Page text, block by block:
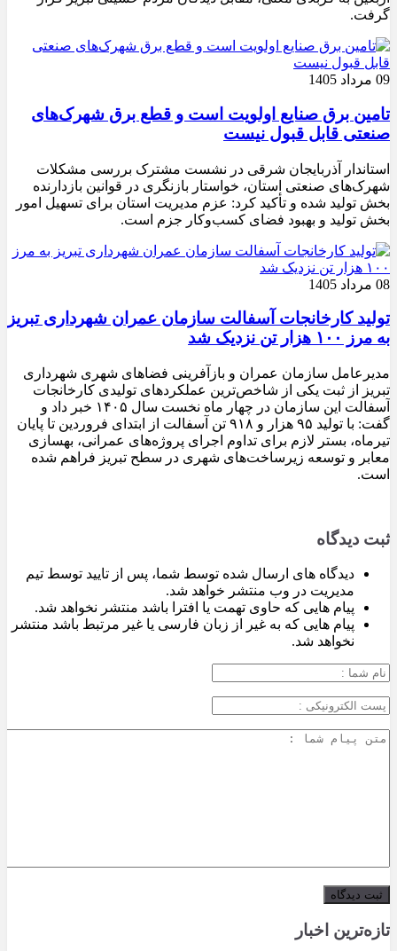
گرفت.
09 مرداد 1405
تامین برق صنایع اولویت است و قطع برق شهرک‌های
صنعتی قابل قبول نیست
استاندار آذربایجان شرقی در نشست مشترک بررسی مشکلات
شهرک‌های صنعتی استان، خواستار بازنگری در قوانین بازدارنده
بخش تولید شده و تأکید کرد: عزم مدیریت استان برای تسهیل امور
بخش تولید و بهبود فضای کسب‌وکار جزم است.
08 مرداد 1405
تولید کارخانجات آسفالت سازمان عمران شهرداری تبریز
به مرز ۱۰۰ هزار تن نزدیک شد
مدیرعامل سازمان عمران و بازآفرینی فضاهای شهری شهرداری
تبریز از ثبت یکی از شاخص‌ترین عملکردهای تولیدی کارخانجات
آسفالت این سازمان در چهار ماه نخست سال ۱۴۰۵ خبر داد و
گفت: با تولید ۹۵ هزار و ۹۱۸ تن آسفالت از ابتدای فروردین تا پایان
تیرماه، بستر لازم برای تداوم اجرای پروژه‌های عمرانی، بهسازی
معابر و توسعه زیرساخت‌های شهری در سطح تبریز فراهم شده
است.
ثبت دیدگاه
دیدگاه های ارسال شده توسط شما، پس از تایید توسط تیم
مدیریت در وب منتشر خواهد شد.
پیام هایی که حاوی تهمت یا افترا باشد منتشر نخواهد شد.
پیام هایی که به غیر از زبان فارسی یا غیر مرتبط باشد منتشر
نخواهد شد.
تازه‌ترین اخبار